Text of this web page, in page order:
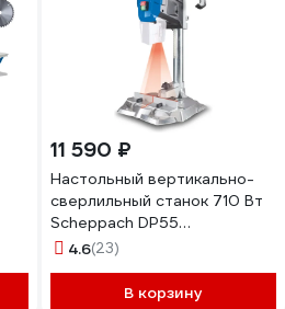
11 590 ₽
Настольный вертикально-
сверлильный станок 710 Вт
Scheppach DP55
5906822901
4.6(23)
В корзину